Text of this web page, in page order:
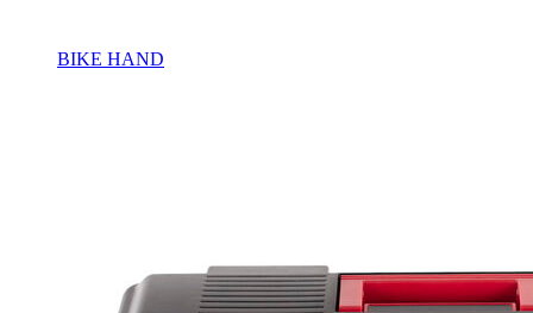
BIKE HAND